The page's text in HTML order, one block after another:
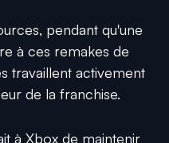
pendant qu'une
à ces remakes de
travaillent activement
de la franchise.
à Xbox de maintenir